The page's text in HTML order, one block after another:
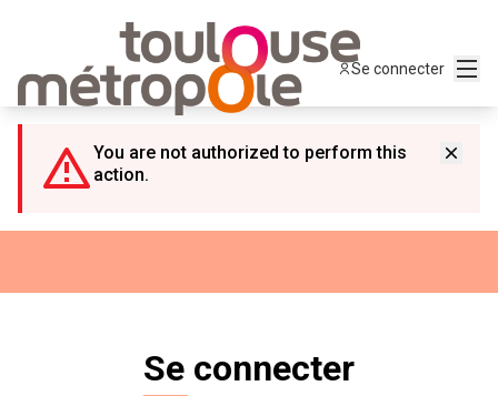
Se connecter
You are not authorized to perform this
action.
Se connecter